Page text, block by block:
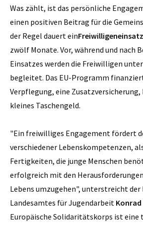
Was zählt, ist das persönliche
einen positiven Beitrag für die
der Regel dauert einFreiwilligeneinsatz
zwölf Monate. Vor, während und nach
Einsatzes werden die Freiwilligen
begleitet. Das EU-Programm
Verpflegung, eine Zusatzversicherung,
kleines Taschengeld.
"Ein freiwilliges Engagement fördert
verschiedener Lebenskompetenzen,
Fertigkeiten, die junge Menschen
erfolgreich mit den
Lebens umzugehen", unterstreicht der
Landesamtes für Jugendarbeit Konrad
Europäische Solidaritätskorps ist